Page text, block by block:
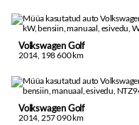
Volkswagen Golf
2014, 198 600 km
Volkswagen Golf
2014, 257 090 km